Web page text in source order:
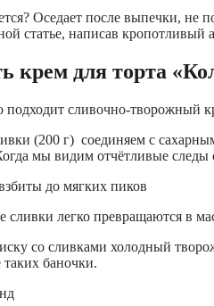
Оседает после выпечки, не
статье, написав кропотливый
крем для торта
подходит сливочно-
(200 г) соединяем с
мы видим отчётливые
легко превращаются в
со сливками холодный
таких баночки.